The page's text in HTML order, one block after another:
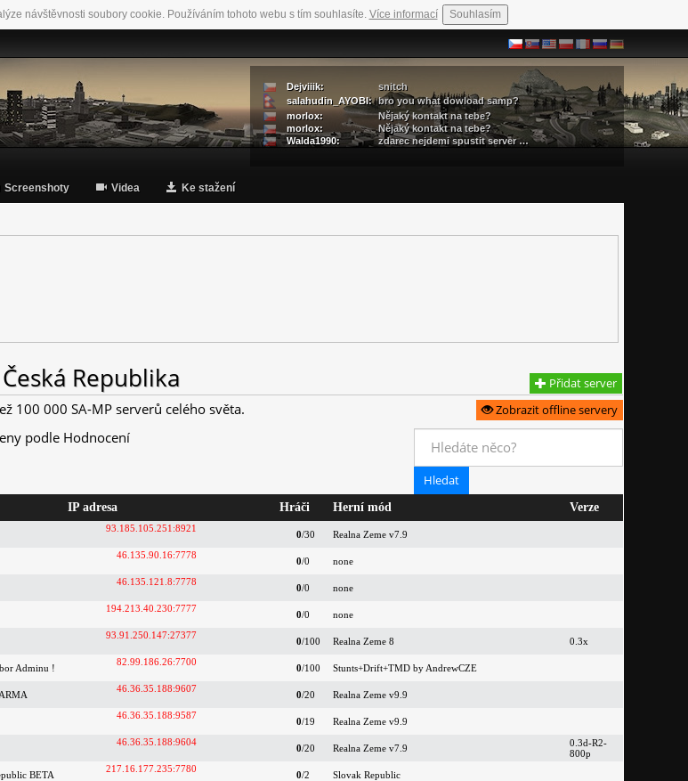
návštěvnosti soubory cookie. Používáním tohoto webu s tím souhlasíte. Více informací Souhlasím
Dejviiik:
snitch
salahudin_AYOBI: bro you what dowload samp?
morlox:
Nějaký kontakt na tebe?
morlox:
Nějaký kontakt na tebe?
Walda1990:
zdarec nejdemi spustit server …
Screenshoty Videa Ke stažení
Přidat server
Česká Republika
Zobrazit offline servery
100 000 SA-MP serverů celého světa.
podle Hodnocení
IP adresa Hráči Herní mód Verze
93.185.105.251:8921
0/30 Realna Zeme v7.9
46.135.90.16:7778
0/0 none
46.135.121.8:7778
0/0 none
194.213.40.230:7777
0/0 none
93.91.250.147:27377
0/100 Realna Zeme 8 0.3x
Adminu !
82.99.186.26:7700
0/100 Stunts+Drift+TMD by AndrewCZE
46.36.35.188:9607
0/20 Realna Zeme v9.9
46.36.35.188:9587
0/19 Realna Zeme v9.9
46.36.35.188:9604
0/20 Realna Zeme v7.9
0.3d-R2-
800p
BETA
217.16.177.235:7780
0/2 Slovak Republic